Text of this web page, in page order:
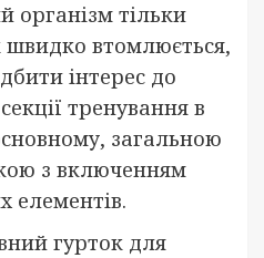
організм тільки
втомлюється,
інтерес до
тренування в
загальною
з включенням
елементів.
гурток для